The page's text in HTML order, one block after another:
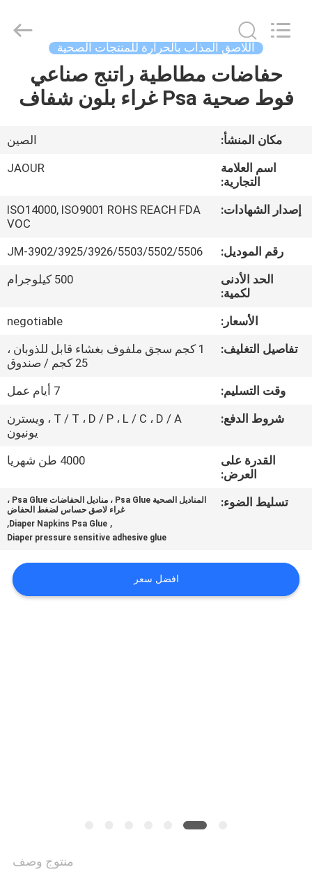
بيت
معلومات
المصنع
الجودة
القضايا
أسعار
Adhesive
Products
اللاصق المذاب بالحرارة للمنتجات الصحية
حفاضات مطاطية راتنج صناعي
فوط صحية Psa غراء بلون شفاف
مكان المنشأ:
الصين
اسم العلامة
التجارية:
JAOUR
إصدار الشهادات:
ISO14000, ISO9001 ROHS REACH FDA
VOC
رقم الموديل:
JM-3902/3925/3926/5503/5502/5506
الحد الأدنى
لكمية:
500 كيلوجرام
الأسعار:
negotiable
تفاصيل التغليف:
1 كجم سجق ملفوف بغشاء قابل للذوبان ،
25 كجم / صندوق
وقت التسليم:
7 أيام عمل
شروط الدفع:
T / T ، D / P ، L / C ، D / A ، ويسترن
يونيون
القدرة على
العرض:
4000 طن شهريا
تسليط الضوء:
المناديل الصحية Psa Glue ، مناديل الحفاضات Psa Glue ،
غراء لاصق حساس لضغط الحفاض
,
Diaper Napkins Psa Glue
,
Diaper pressure sensitive adhesive glue
افضل سعر
منتوج وصف